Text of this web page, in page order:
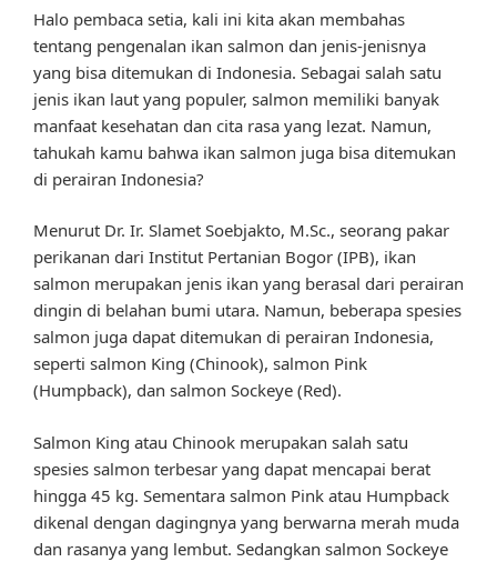
Halo pembaca setia, kali ini kita akan membahas
tentang pengenalan ikan salmon dan jenis-jenisnya
yang bisa ditemukan di Indonesia. Sebagai salah satu
jenis ikan laut yang populer, salmon memiliki banyak
manfaat kesehatan dan cita rasa yang lezat. Namun,
tahukah kamu bahwa ikan salmon juga bisa ditemukan
di perairan Indonesia?
Menurut Dr. Ir. Slamet Soebjakto, M.Sc., seorang pakar
perikanan dari Institut Pertanian Bogor (IPB), ikan
salmon merupakan jenis ikan yang berasal dari perairan
dingin di belahan bumi utara. Namun, beberapa spesies
salmon juga dapat ditemukan di perairan Indonesia,
seperti salmon King (Chinook), salmon Pink
(Humpback), dan salmon Sockeye (Red).
Salmon King atau Chinook merupakan salah satu
spesies salmon terbesar yang dapat mencapai berat
hingga 45 kg. Sementara salmon Pink atau Humpback
dikenal dengan dagingnya yang berwarna merah muda
dan rasanya yang lembut. Sedangkan salmon Sockeye